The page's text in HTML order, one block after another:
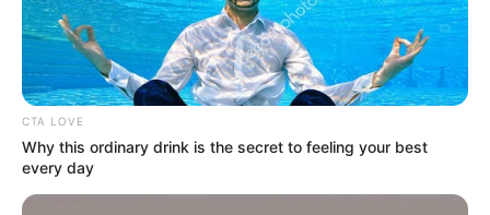
CTA LOVE
Why this ordinary drink is the secret to feeling your best
every day